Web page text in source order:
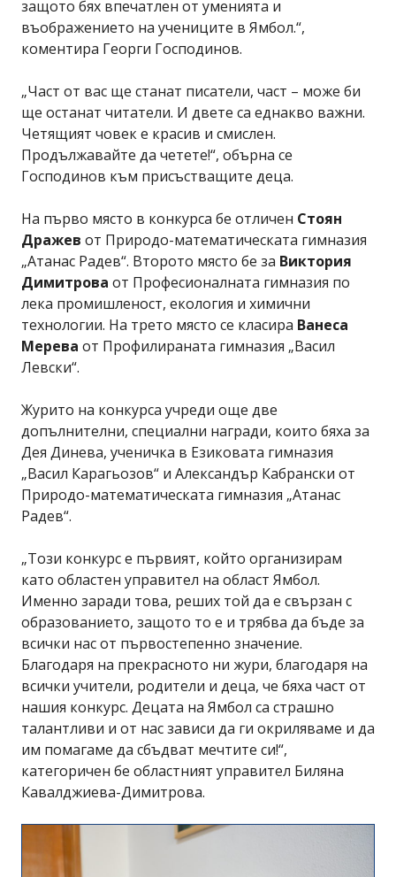
защото бях впечатлен от уменията и
въображението на учениците в Ямбол.“,
коментира Георги Господинов.
„Част от вас ще станат писатели, част – може би
ще останат читатели. И двете са еднакво важни.
Четящият човек е красив и смислен.
Продължавайте да четете!“, обърна се
Господинов към присъстващите деца.
На първо място в конкурса бе отличен Стоян
Дражев от Природо-математическата гимназия
„Атанас Радев“. Второто място бе за Виктория
Димитрова от Професионалната гимназия по
лека промишленост, екология и химични
технологии. На трето място се класира Ванеса
Мерева от Профилираната гимназия „Васил
Левски“.
Журито на конкурса учреди още две
допълнителни, специални награди, които бяха за
Дея Динева, ученичка в Езиковата гимназия
„Васил Карагьозов“ и Александър Кабрански от
Природо-математическата гимназия „Атанас
Радев“.
„Този конкурс е първият, който организирам
като областен управител на област Ямбол.
Именно заради това, реших той да е свързан с
образованието, защото то е и трябва да бъде за
всички нас от първостепенно значение.
Благодаря на прекрасното ни жури, благодаря на
всички учители, родители и деца, че бяха част от
нашия конкурс. Децата на Ямбол са страшно
талантливи и от нас зависи да ги окриляваме и да
им помагаме да сбъдват мечтите си!“,
категоричен бе областният управител Биляна
Кавалджиева-Димитрова.